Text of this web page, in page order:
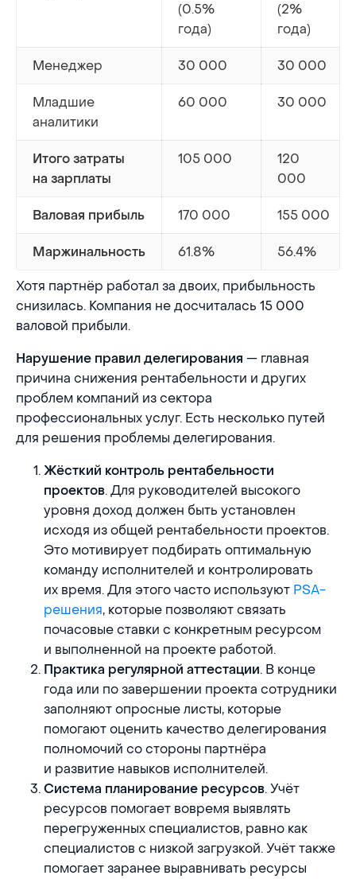
(0.5%
года)
(2%
года)
Менеджер 30 000 30 000
Младшие
аналитики
60 000 30 000
Итого затраты
на зарплаты
105 000
120
000
Валовая прибыль 170 000 155 000
Маржинальность 61.8% 56.4%
Хотя партнёр работал за двоих, прибыльность
снизилась. Компания не досчиталась 15 000
валовой прибыли.
Нарушение правил делегирования — главная
причина снижения рентабельности и других
проблем компаний из сектора
профессиональных услуг. Есть несколько путей
для решения проблемы делегирования.
Жёсткий контроль рентабельности
проектов. Для руководителей высокого
уровня доход должен быть установлен
исходя из общей рентабельности проектов.
Это мотивирует подбирать оптимальную
команду исполнителей и контролировать
их время. Для этого часто используют PSA-
решения, которые позволяют связать
почасовые ставки с конкретным ресурсом
и выполненной на проекте работой.
Практика регулярной аттестации. В конце
года или по завершении проекта сотрудники
заполняют опросные листы, которые
помогают оценить качество делегирования
полномочий со стороны партнёра
и развитие навыков исполнителей.
Система планирование ресурсов. Учёт
ресурсов помогает вовремя выявлять
перегруженных специалистов, равно как
специалистов с низкой загрузкой. Учёт также
помогает заранее выравнивать ресурсы